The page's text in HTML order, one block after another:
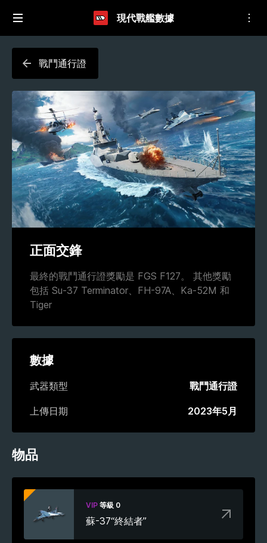
現代戰艦數據
戰鬥通行證
正面交鋒
最終的戰鬥通行證獎勵是 FGS F127。 其他獎勵
包括 Su-37 Terminator、FH-97A、Ka-52M 和
Tiger
數據
武器類型 戰鬥通行證
上傳日期 2023年5月
物品
VIP 等級 0
蘇-37“終結者”